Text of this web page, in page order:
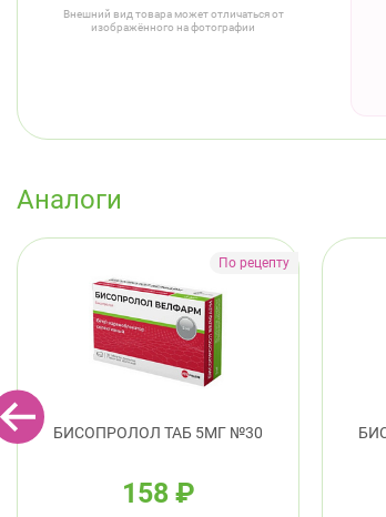
Внешний вид товара может отличаться от
изображённого на фотографии
Аналоги
БИСОПРОЛОЛ ТАБ 5МГ №30
158 ₽